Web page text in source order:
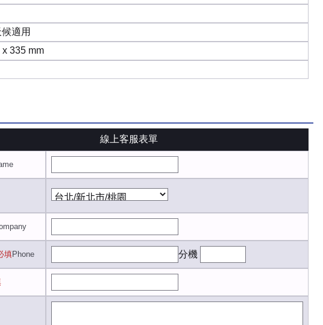
適用
x 335 mm
線上客服表單
填Phone 分機